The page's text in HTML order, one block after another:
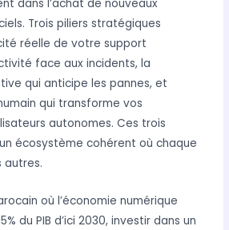
dans l’achat de nouveaux
Trois piliers stratégiques
réelle de votre support
face aux incidents, la
qui anticipe les pannes, et
qui transforme vos
autonomes. Ces trois
écosystème cohérent où chaque
autres.
où l’économie numérique
du PIB d’ici 2030, investir dans un